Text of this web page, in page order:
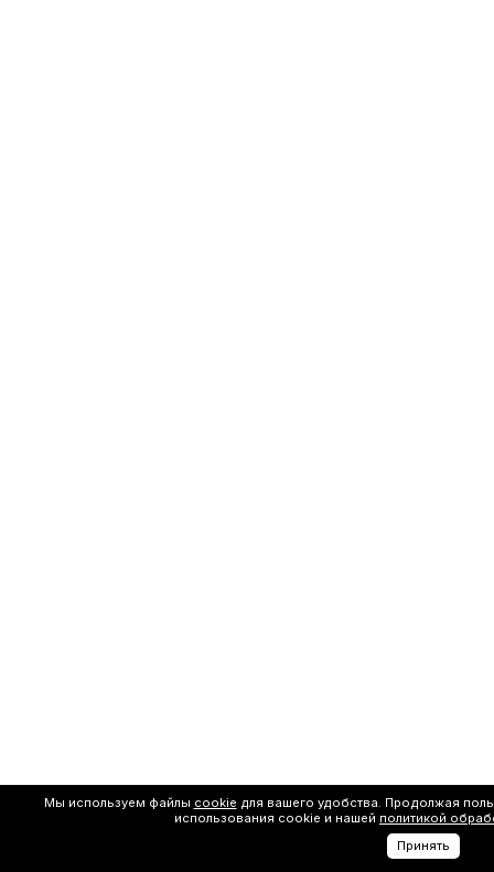
Мы используем файлы cookie для вашего удобства. Продолжая
использования cookie и нашей политикой
Принять